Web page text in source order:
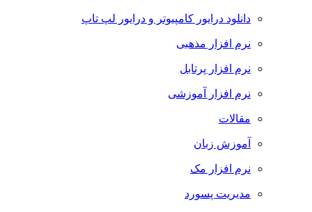
دانلود درایور کامپیوتر و درایور لپ تاپ
نرم افزار مذهبی
نرم افزار پرتابل
نرم افزار آموزشی
مقالات
آموزش زبان
نرم افزار مک
مدیریت پسورد